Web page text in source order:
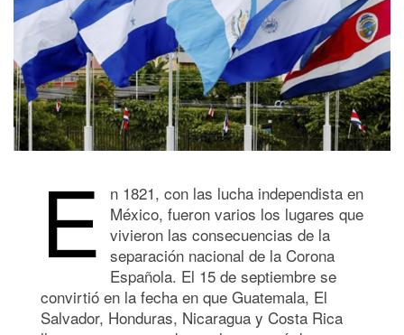
E
n 1821, con las lucha independista en
México, fueron varios los lugares que
vivieron las consecuencias de la
separación nacional de la Corona
Española. El 15 de septiembre se
convirtió en la fecha en que Guatemala, El
Salvador, Honduras, Nicaragua y Costa Rica